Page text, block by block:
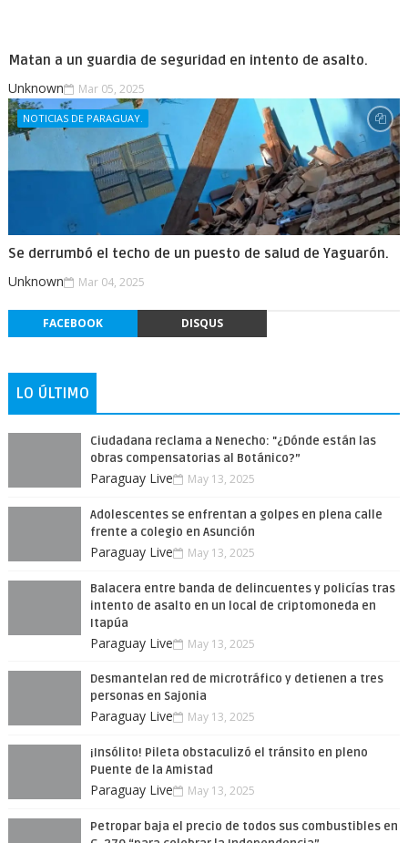
Matan a un guardia de seguridad en intento de asalto.
Unknown Mar 05, 2025
NOTICIAS DE PARAGUAY.
Se derrumbó el techo de un puesto de salud de Yaguarón.
Unknown Mar 04, 2025
FACEBOOK DISQUS
LO ÚLTIMO
Ciudadana reclama a Nenecho: "¿Dónde están las
obras compensatorias al Botánico?”
Paraguay Live May 13, 2025
Adolescentes se enfrentan a golpes en plena calle
frente a colegio en Asunción
Paraguay Live May 13, 2025
Balacera entre banda de delincuentes y policías tras
intento de asalto en un local de criptomoneda en
Itapúa
Paraguay Live May 13, 2025
Desmantelan red de microtráfico y detienen a tres
personas en Sajonia
Paraguay Live May 13, 2025
¡Insólito! Pileta obstaculizó el tránsito en pleno
Puente de la Amistad
Paraguay Live May 13, 2025
Petropar baja el precio de todos sus combustibles en